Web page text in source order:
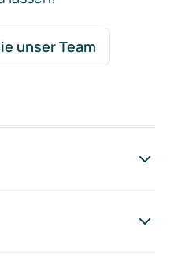
unser Team